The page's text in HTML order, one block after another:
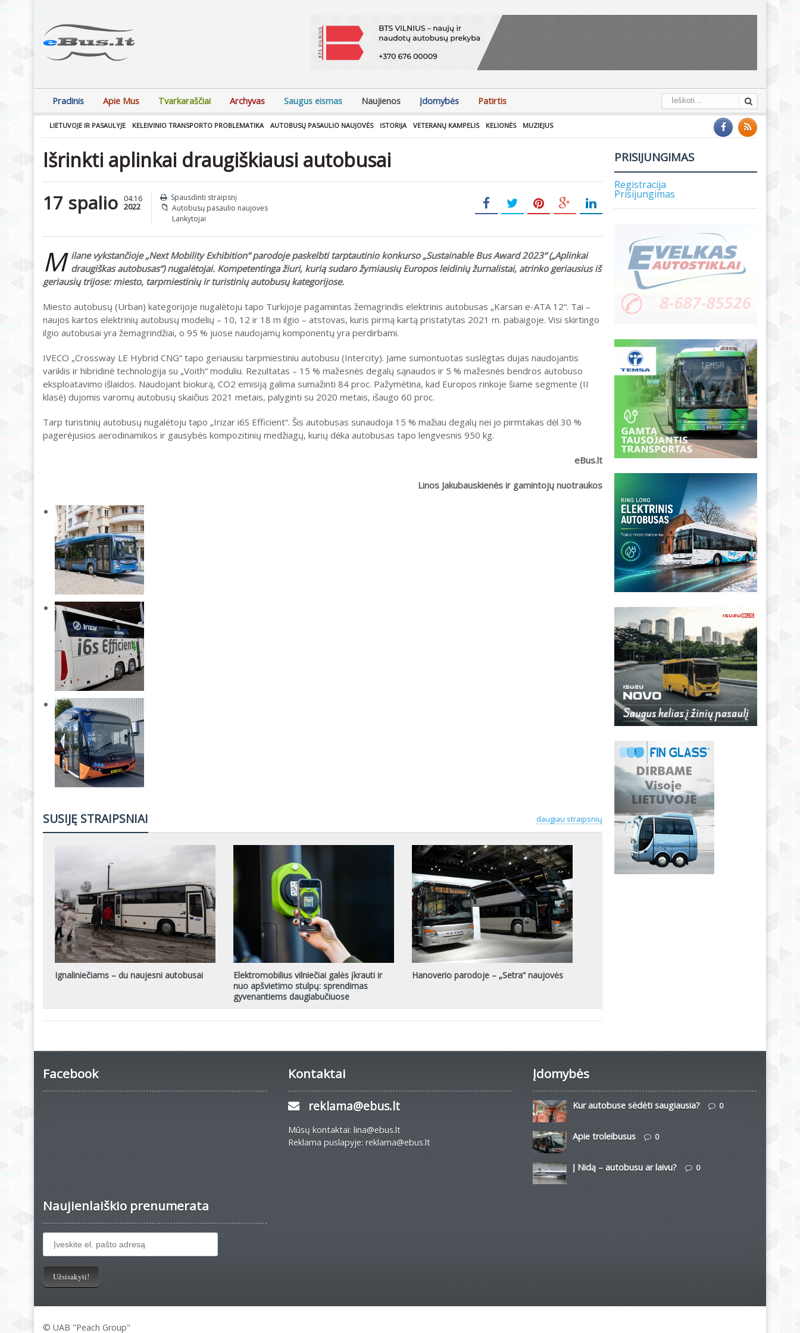
Pradinis Apie Mus Tvarkaraščiai Archyvas Saugus eismas Naujienos Įdomybės Patirtis
LIETUVOJE IR PASAULYJE KELEIVINIO TRANSPORTO PROBLEMATIKA AUTOBUSŲ PASAULIO NAUJOVĖS ISTORIJA VETERANŲ KAMPELIS KELIONĖS MUZIEJUS
Išrinkti aplinkai draugiškiausi autobusai
17 spalio 04:16
2022
Spausdinti straipsnį
Autobusų pasaulio naujovės
Lankytojai
M ilane vykstančioje „Next Mobility Exhibition“ parodoje paskelbti tarptautinio konkurso „Sustainable Bus Award 2023“ („Aplinkai
draugiškas autobusas“) nugalėtojai. Kompetentinga žiuri, kurią sudaro žymiausių Europos leidinių žurnalistai, atrinko geriausius iš
geriausių trijose: miesto, tarpmiestinių ir turistinių autobusų kategorijose.
Miesto autobusų (Urban) kategorijoje nugalėtoju tapo Turkijoje pagamintas žemagrindis elektrinis autobusas „Karsan e-ATA 12“. Tai –
naujos kartos elektrinių autobusų modelių – 10, 12 ir 18 m ilgio – atstovas, kuris pirmą kartą pristatytas 2021 m. pabaigoje. Visi skirtingo
ilgio autobusai yra žemagrindžiai, o 95 % juose naudojamų komponentų yra perdirbami.
IVECO „Crossway LE Hybrid CNG“ tapo geriausiu tarpmiestiniu autobusu (Intercity). Jame sumontuotas suslėgtas dujas naudojantis
variklis ir hibridinė technologija su „Voith“ moduliu. Rezultatas – 15 % mažesnės degalų sąnaudos ir 5 % mažesnės bendros autobuso
eksploatavimo išlaidos. Naudojant biokurą, CO2 emisiją galima sumažinti 84 proc. Pažymėtina, kad Europos rinkoje šiame segmente (II
klasė) dujomis varomų autobusų skaičius 2021 metais, palyginti su 2020 metais, išaugo 60 proc.
Tarp turistinių autobusų nugalėtoju tapo „Irizar i6S Efficient“. Šis autobusas sunaudoja 15 % mažiau degalų nei jo pirmtakas dėl 30 %
pagerėjusios aerodinamikos ir gausybės kompozitinių medžiagų, kurių dėka autobusas tapo lengvesnis 950 kg.
eBus.lt
Linos Jakubauskienės ir gamintojų nuotraukos
daugiau straipsnių
SUSIJĘ STRAIPSNIAI
Ignaliniečiams – du naujesni autobusai
Elektromobilius vilniečiai galės įkrauti ir
nuo apšvietimo stulpų: sprendimas
gyvenantiems daugiabučiuose
Hanoverio parodoje – „Setra“ naujovės
PRISIJUNGIMAS
Registracija
Prisijungimas
Facebook Kontaktai
reklama@ebus.lt
Mūsų kontaktai: lina@ebus.lt
Reklama puslapyje: reklama@ebus.lt
Įdomybės
Kur autobuse sėdėti saugiausia? 0
Apie troleibusus 0
Į Nidą – autobusu ar laivu? 0
Naujienlaiškio prenumerata
© UAB "Peach Group"